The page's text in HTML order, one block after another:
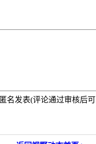
匿名发表(评论通过审核后